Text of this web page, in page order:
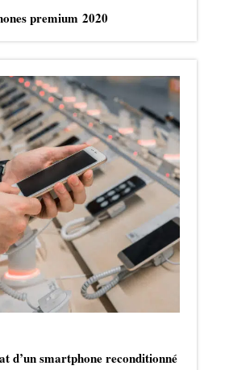
premium 2020
d’un smartphone reconditionné